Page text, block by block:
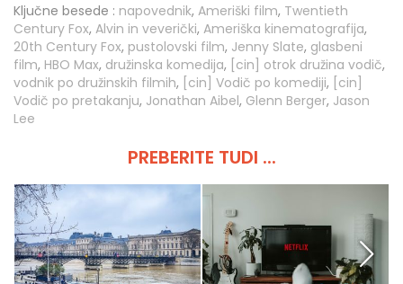
Ključne besede : napovednik, Ameriški film, Twentieth
Century Fox, Alvin in veverički, Ameriška kinematografija,
20th Century Fox, pustolovski film, Jenny Slate, glasbeni
film, HBO Max, družinska komedija, [cin] otrok družina vodič,
vodnik po družinskih filmih, [cin] Vodič po komediji, [cin]
Vodič po pretakanju, Jonathan Aibel, Glenn Berger, Jason
Lee
PREBERITE TUDI ...